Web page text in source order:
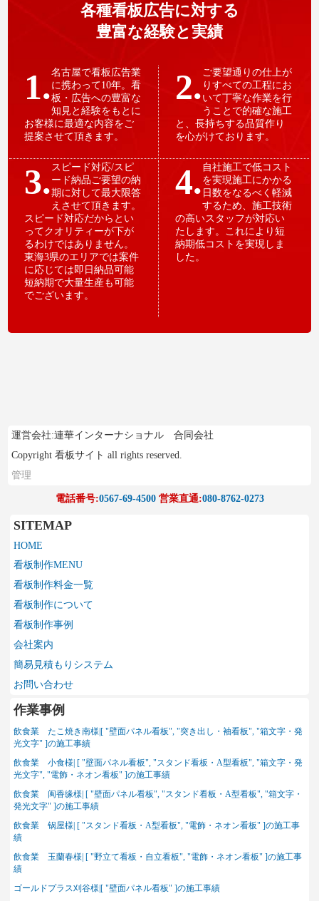
各種看板広告に対する
豊富な経験と実績
1.名古屋で看板広告業
に携わって10年。看
板・広告への豊富な
知見と経験をもとに
お客様に最適な内容をご
提案させて頂きます。
2. ご要望通りの仕上が
りすべての工程にお
いて丁寧な作業を行
うことで的確な施工
と、長持ちする品質作り
を心がけております。
3.スピード対応/スピ
ード納品ご要望の納
期に対して最大限答
えさせて頂きます。
スピード対応だからとい
ってクオリティーが下が
るわけではありません。
東海3県のエリアでは案件
に応じては即日納品可能
短納期で大量生産も可能
でございます。
4. 自社施工で低コスト
を実現施工にかかる
日数をなるべく軽減
するため、施工技術
の高いスタッフが対応い
たします。これにより短
納期低コストを実現しま
した。
運営会社:連華インターナショナル 合同会社
Copyright 看板サイト all rights reserved.
管理
電話番号:0567-69-4500営業直通:080-8762-0273
SITEMAP
HOME
看板制作MENU
看板制作料金一覧
看板制作について
看板制作事例
会社案内
簡易見積もりシステム
お問い合わせ
作業事例
飲食業 たこ焼き南様|[ "壁面パネル看板", "突き出し・袖看板", "箱文字・発
光文字" ]の施工事績
飲食業 小食様| [ "壁面パネル看板", "スタンド看板・A型看板", "箱文字・発
光文字", "電飾・ネオン看板" ]の施工事績
飲食業 闽香缘様| [ "壁面パネル看板", "スタンド看板・A型看板", "箱文字・
発光文字" ]の施工事績
飲食業 锅屋様| [ "スタンド看板・A型看板", "電飾・ネオン看板" ]の施工事
績
飲食業 玉蘭春様| [ "野立て看板・自立看板", "電飾・ネオン看板" ]の施工事
績
ゴールドプラス刈谷様|[ "壁面パネル看板" ]の施工事績